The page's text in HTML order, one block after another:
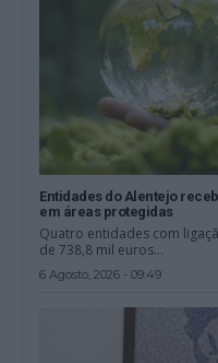
Entidades do Alentejo
em áreas protegidas
Quatro entidades com
de 738,8 mil euros...
6 Agosto, 2026 - 09:49